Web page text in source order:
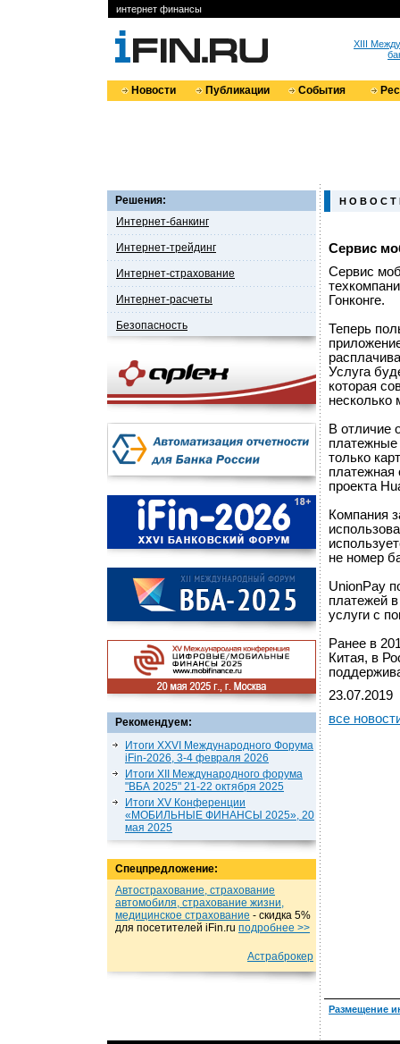
интернет финансы
XIII
Новости Публикации События
Решения:
Интернет-банкинг
Интернет-трейдинг
Интернет-страхование
Интернет-расчеты
Безопасность
Рекомендуем:
Итоги XXVI Международного Форума
iFin-2026, 3-4 февраля 2026
Итоги XII Международного форума
"ВБА 2025" 21-22 октября 2025
Итоги XV Конференции
«МОБИЛЬНЫЕ ФИНАНСЫ 2025», 20
мая 2025
Спецпредложение:
Автострахование, страхование
автомобиля, страхование жизни,
медицинское страхование - cкидка 5%
для посетителей iFin.ru подробнеe >>
Астраброкер
Н О В О С Т
Сервис
Сервис
Гонконге.
Теперь
Услуга
которая
несколько
В отличие
платежные
только
платежная
проекта
Компания
не номер
UnionPay
платежей
услуги с
Ранее в
Китая, в
23.07.2019
все
Размещение